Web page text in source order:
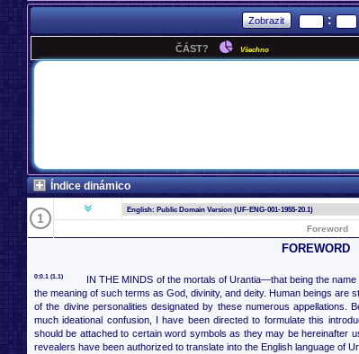
:
ČÁST? Všechno
Índice dinámico
1
Foreword
FOREWORD
0:0.1 (1.1)
IN THE MINDS of the mortals of Urantia—that being the
the meaning of such terms as God, divinity, and deity. Human beings are
of the divine personalities designated by these numerous appellations.
much ideational confusion, I have been directed to formulate this
should be attached to certain word symbols as they may be hereinafter
revealers have been authorized to translate into the English language of